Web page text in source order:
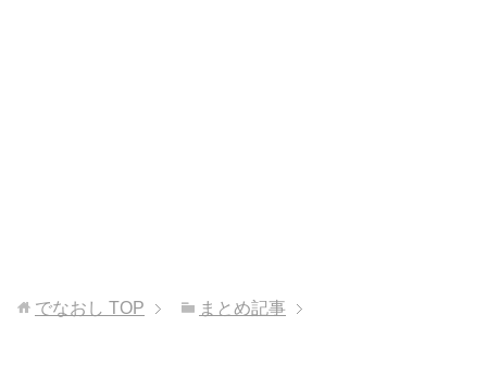
でなおし TOP まとめ記事